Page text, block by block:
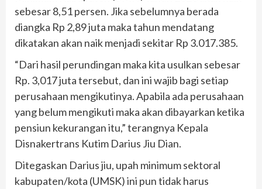
sebesar 8,51 persen. Jika sebelumnya berada
diangka Rp 2,89 juta maka tahun mendatang
dikatakan akan naik menjadi sekitar Rp 3.017.385.
“Dari hasil perundingan maka kita usulkan sebesar
Rp. 3,017 juta tersebut, dan ini wajib bagi setiap
perusahaan mengikutinya. Apabila ada perusahaan
yang belum mengikuti maka akan dibayarkan ketika
pensiun kekurangan itu,” terangnya Kepala
Disnakertrans Kutim Darius Jiu Dian.
Ditegaskan Darius jiu, upah minimum sektoral
kabupaten/kota (UMSK) ini pun tidak harus